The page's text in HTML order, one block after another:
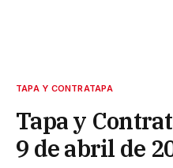
TAPA Y CONTRATAPA
Tapa y
9 de abril de